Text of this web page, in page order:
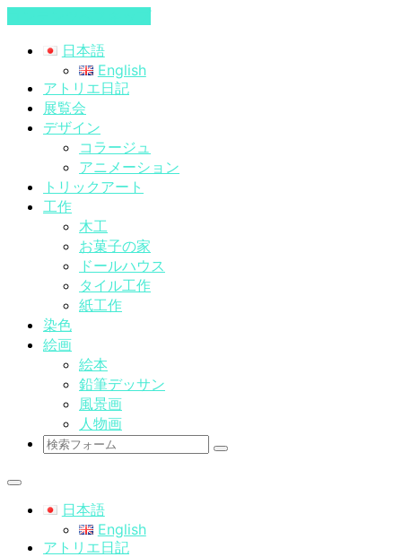
日本語
English
アトリエ日記
展覧会
デザイン
コラージュ
アニメーション
トリックアート
工作
木工
お菓子の家
ドールハウス
タイル工作
紙工作
染色
絵画
絵本
鉛筆デッサン
風景画
人物画
検
日本語
English
アトリエ日記